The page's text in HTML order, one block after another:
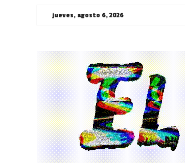
Saltarjueves, agosto 6, 2026
¯\_(ツ)_/
¯